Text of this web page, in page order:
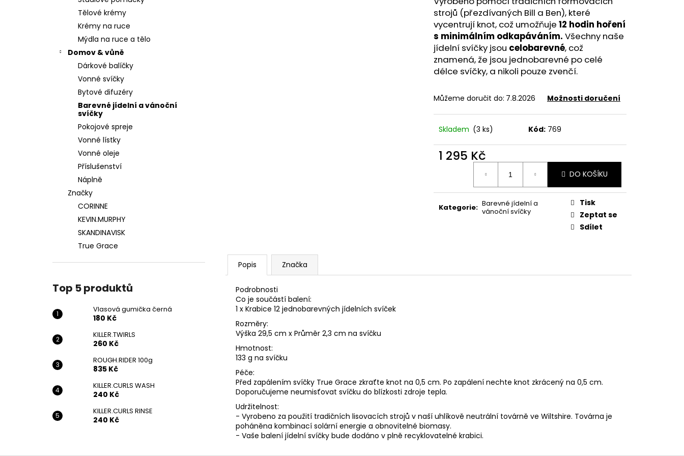
Tělové krémy
Krémy na ruce
Mýdla na ruce a tělo
Domov & vůně
Dárkové balíčky
Vonné svíčky
Bytové difuzéry
Barevné jídelní a vánoční
svíčky
Pokojové spreje
Vonné lístky
Vonné oleje
Příslušenství
Náplně
Značky
CORINNE
KEVIN.MURPHY
SKANDINAVISK
True Grace
Top 5 produktů
Vlasová gumička černá
180 Kč
KILLER.TWIRLS
260 Kč
ROUGH.RIDER 100g
835 Kč
KILLER.CURLS WASH
240 Kč
KILLER.CURLS RINSE
240 Kč
strojů (přezdívaných Bill a Ben), které
vycentrují knot, což umožňuje 12 hodin hoření
s minimálním odkapáváním. Všechny naše
jídelní svíčky jsou celobarevné, což
znamená, že jsou jednobarevné po celé
délce svíčky, a nikoli pouze zvenčí.
Můžeme doručit do: 7.8.2026 Možnosti doručení
Skladem (3 ks) Kód: 769
1 295 Kč
DO KOŠÍKU
Kategorie: Barevné jídelní a
vánoční svíčky
Tisk
Zeptat se
Sdílet
Popis Značka
Podrobnosti
Co je součástí balení:
1 x Krabice 12 jednobarevných jídelních svíček
Rozměry:
Výška 29,5 cm x Průměr 2,3 cm na svíčku
Hmotnost:
133 g na svíčku
Péče:
Před zapálením svíčky True Grace zkraťte knot na 0,5 cm. Po zapálení nechte knot zkrácený na 0,5 cm.
Doporučujeme neumisťovat svíčku do blízkosti zdroje tepla.
Udržitelnost:
- Vyrobeno za použití tradičních lisovacích strojů v naší uhlíkově neutrální továrně ve Wiltshire. Továrna je
poháněna kombinací solární energie a obnovitelné biomasy.
- Vaše balení jídelní svíčky bude dodáno v plně recyklovatelné krabici.
180 Kč